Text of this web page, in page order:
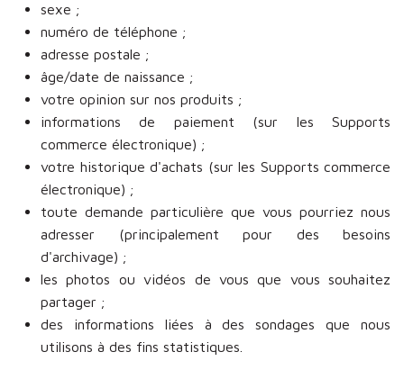
sexe ;
numéro de téléphone ;
adresse postale ;
âge/date de naissance ;
votre opinion sur nos produits ;
informations de paiement (sur les Supports
commerce électronique) ;
votre historique d'achats (sur les Supports commerce
électronique) ;
toute demande particulière que vous pourriez nous
adresser (principalement pour des besoins
d'archivage) ;
les photos ou vidéos de vous que vous souhaitez
partager ;
des informations liées à des sondages que nous
utilisons à des fins statistiques.